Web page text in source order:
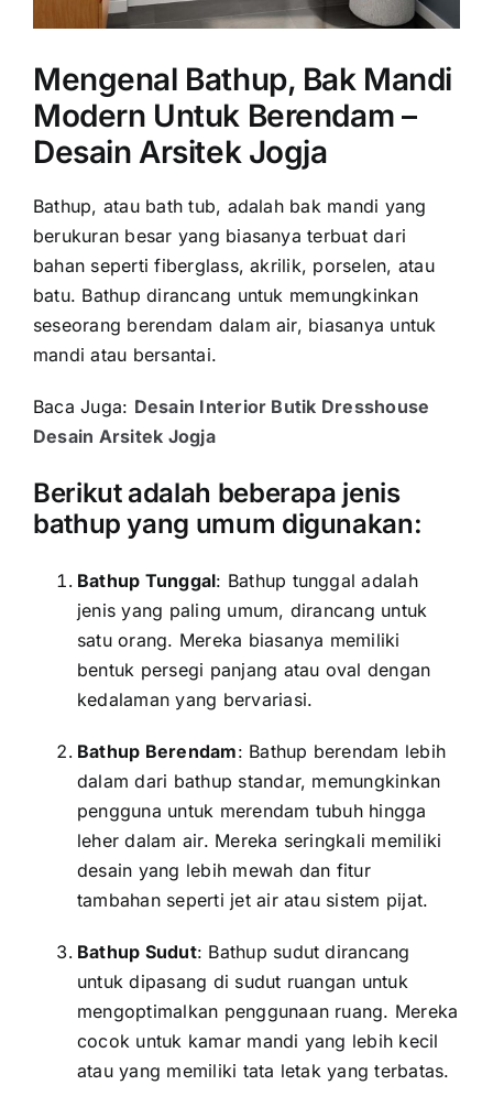
Mengenal Bathup, Bak Mandi
Modern Untuk Berendam –
Desain Arsitek Jogja
Bathup, atau bath tub, adalah bak mandi yang
berukuran besar yang biasanya terbuat dari
bahan seperti fiberglass, akrilik, porselen, atau
batu. Bathup dirancang untuk memungkinkan
seseorang berendam dalam air, biasanya untuk
mandi atau bersantai.
Baca Juga: Desain Interior Butik Dresshouse
Desain Arsitek Jogja
Berikut adalah beberapa jenis
bathup yang umum digunakan:
Bathup Tunggal: Bathup tunggal adalah
jenis yang paling umum, dirancang untuk
satu orang. Mereka biasanya memiliki
bentuk persegi panjang atau oval dengan
kedalaman yang bervariasi.
Bathup Berendam: Bathup berendam lebih
dalam dari bathup standar, memungkinkan
pengguna untuk merendam tubuh hingga
leher dalam air. Mereka seringkali memiliki
desain yang lebih mewah dan fitur
tambahan seperti jet air atau sistem pijat.
Bathup Sudut: Bathup sudut dirancang
untuk dipasang di sudut ruangan untuk
mengoptimalkan penggunaan ruang. Mereka
cocok untuk kamar mandi yang lebih kecil
atau yang memiliki tata letak yang terbatas.